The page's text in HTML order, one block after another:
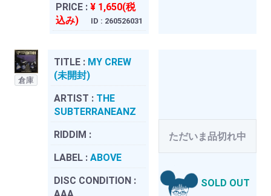
PRICE : ¥ 1,650(税
込み)
ID : 260526031
倉庫
TITLE : MY CREW
(未開封)
ARTIST : THE
SUBTERRANEANZ
RIDDIM :
LABEL : ABOVE
DISC CONDITION :
ただいま品切れ中
SOLD OUT